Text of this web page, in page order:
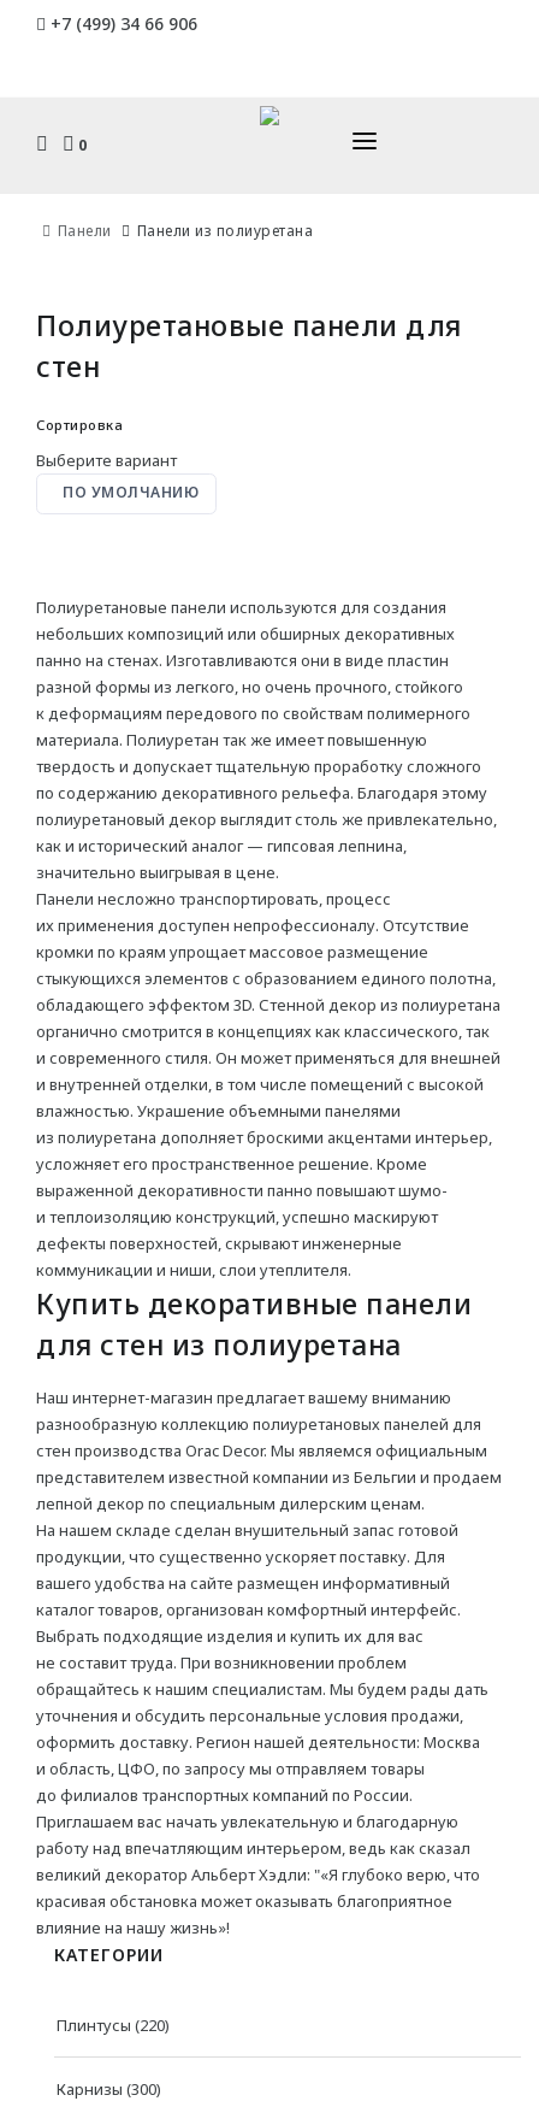
+7 (499) 34 66 906
0
Гибкие
C кабель-каналом
КАРНИЗЫ
Для штор
Для натяжного потолка
Гибкие
МОЛДИНГИ
Гибкие
Угловые молдинги
Уголки
Из дюрополимера
Из полиуретана
ПОДСВЕТКА
Потолка
Стен
Плинтус
ПАНЕЛИ
Дизайнерские
Классические
Из полиуретана
Из дюрополимера
3D ПАНЕЛИ
Гибкие
Декоративные
ДЕКОРАТИВНЫЕ ЭЛЕМЕНТЫ
Потолочная лепнина
Розетки для люстр
Элементы
КОНТАКТЫ
Панели Панели из полиуретана
Полиуретановые панели для
стен
Сортировка
Выберите вариант
ПО УМОЛЧАНИЮ
Полиуретановые панели используются для создания
небольших композиций или обширных декоративных
панно на стенах. Изготавливаются они в виде пластин
разной формы из легкого, но очень прочного, стойкого
к деформациям передового по свойствам полимерного
материала. Полиуретан так же имеет повышенную
твердость и допускает тщательную проработку сложного
по содержанию декоративного рельефа. Благодаря этому
полиуретановый декор выглядит столь же привлекательно,
как и исторический аналог — гипсовая лепнина,
значительно выигрывая в цене.
Панели несложно транспортировать, процесс
их применения доступен непрофессионалу. Отсутствие
кромки по краям упрощает массовое размещение
стыкующихся элементов с образованием единого полотна,
обладающего эффектом 3D. Стенной декор из полиуретана
органично смотрится в концепциях как классического, так
и современного стиля. Он может применяться для внешней
и внутренней отделки, в том числе помещений с высокой
влажностью. Украшение объемными панелями
из полиуретана дополняет броскими акцентами интерьер,
усложняет его пространственное решение. Кроме
выраженной декоративности панно повышают шумо-
и теплоизоляцию конструкций, успешно маскируют
дефекты поверхностей, скрывают инженерные
коммуникации и ниши, слои утеплителя.
Купить декоративные панели
для стен из полиуретана
Наш интернет-магазин предлагает вашему вниманию
разнообразную коллекцию полиуретановых панелей для
стен производства Orac Decor. Мы являемся официальным
представителем известной компании из Бельгии и продаем
лепной декор по специальным дилерским ценам.
На нашем складе сделан внушительный запас готовой
продукции, что существенно ускоряет поставку. Для
вашего удобства на сайте размещен информативный
каталог товаров, организован комфортный интерфейс.
Выбрать подходящие изделия и купить их для вас
не составит труда. При возникновении проблем
обращайтесь к нашим специалистам. Мы будем рады дать
уточнения и обсудить персональные условия продажи,
оформить доставку. Регион нашей деятельности: Москва
и область, ЦФО, по запросу мы отправляем товары
до филиалов транспортных компаний по России.
Приглашаем вас начать увлекательную и благодарную
работу над впечатляющим интерьером, ведь как сказал
великий декоратор Альберт Хэдли: "«Я глубоко верю, что
красивая обстановка может оказывать благоприятное
влияние на нашу жизнь»!
КАТЕГОРИИ
Плинтусы (220)
Карнизы (300)